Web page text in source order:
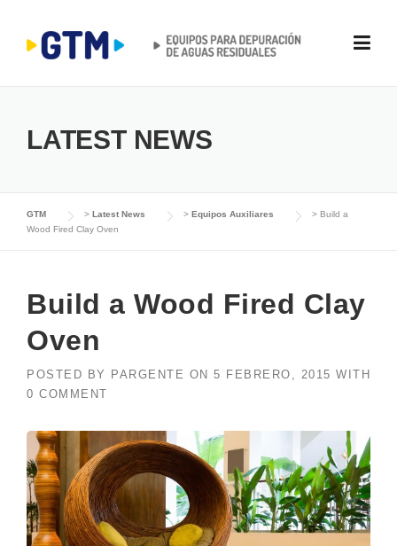
content
LATEST NEWS
GTM > Latest News > Equipos Auxiliares > Build a
Wood Fired Clay Oven
Build a Wood Fired Clay
Oven
POSTED BY PARGENTE ON 5 FEBRERO, 2015 WITH
0 COMMENT